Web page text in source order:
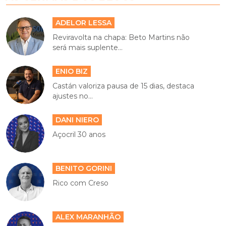
ADELOR LESSA
Reviravolta na chapa: Beto Martins não
será mais suplente...
ENIO BIZ
Castán valoriza pausa de 15 dias, destaca
ajustes no...
DANI NIERO
Açocril 30 anos
BENITO GORINI
Rico com Creso
ALEX MARANHÃO